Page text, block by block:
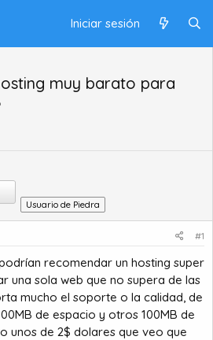
Iniciar sesión
muy barato para
Usuario de Piedra
#1
recomendar un hosting super
una sola web que no supera de las
mucho el soporte o la calidad, de
de espacio y otros 100MB de
unos de 2$ dolares que veo que